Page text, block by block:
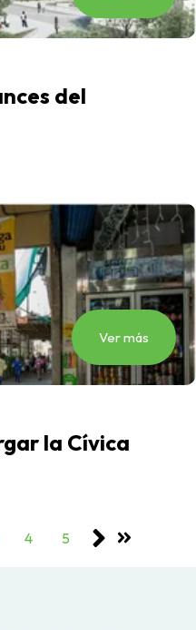
del
Ver más
la Cívica
4 5